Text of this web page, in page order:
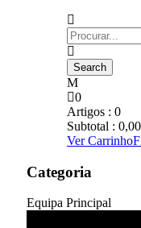
0
Artigos : 0
Subtotal : 0,00
Ver Carrinho
Categoria
Equipa Principal